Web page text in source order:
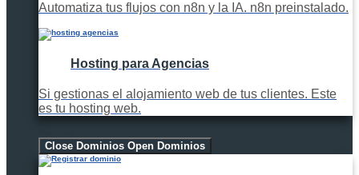
Automatiza tus flujos con n8n y la IA. n8n preinstalado.
Hosting para Agencias
Si gestionas el alojamiento web de tus clientes. Este
es tu hosting web.
Close Dominios Open Dominios